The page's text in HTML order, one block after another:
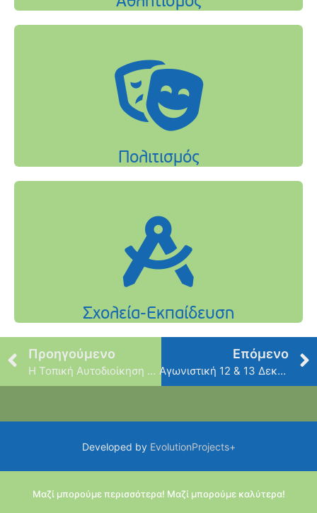
Προηγούμενο
Η Τοπική Αυτοδιοίκηση έχει το ηθικό…
Επόμενο
Αγωνιστική 12 & 13 Δεκεμβρίου
Developed by EvolutionProjects+
Μαζί μπορούμε περισσότερα! Μαζί μπορούμε καλύτερα!